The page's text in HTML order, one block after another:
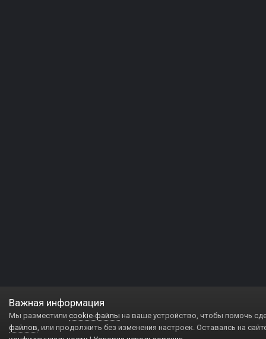
Важная информация
Мы разместили cookie-файлы на ваше устройство, чтобы помочь
файлов, или продолжить без изменения настроек. Оставаясь на